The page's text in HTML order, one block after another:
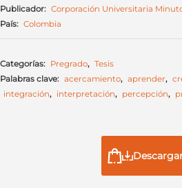
Publicador: Corporación Universitaria
País: Colombia
Categorías: Pregrado, Tesis
Palabras clave: acercamiento, aprender,
integración, interpretación, percepción,